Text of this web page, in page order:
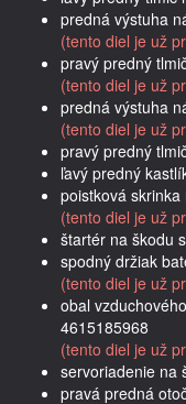
predná výstuha
(tento diel je už
pravý predný
(tento diel je už
predná výstuha
(tento diel je už
pravý predný
ľavý predný
poistková
(tento diel je už
štartér na škodu
spodný držiak
(tento diel je už
obal
4615185968
(tento diel je už
servoriadenie na
pravá predná